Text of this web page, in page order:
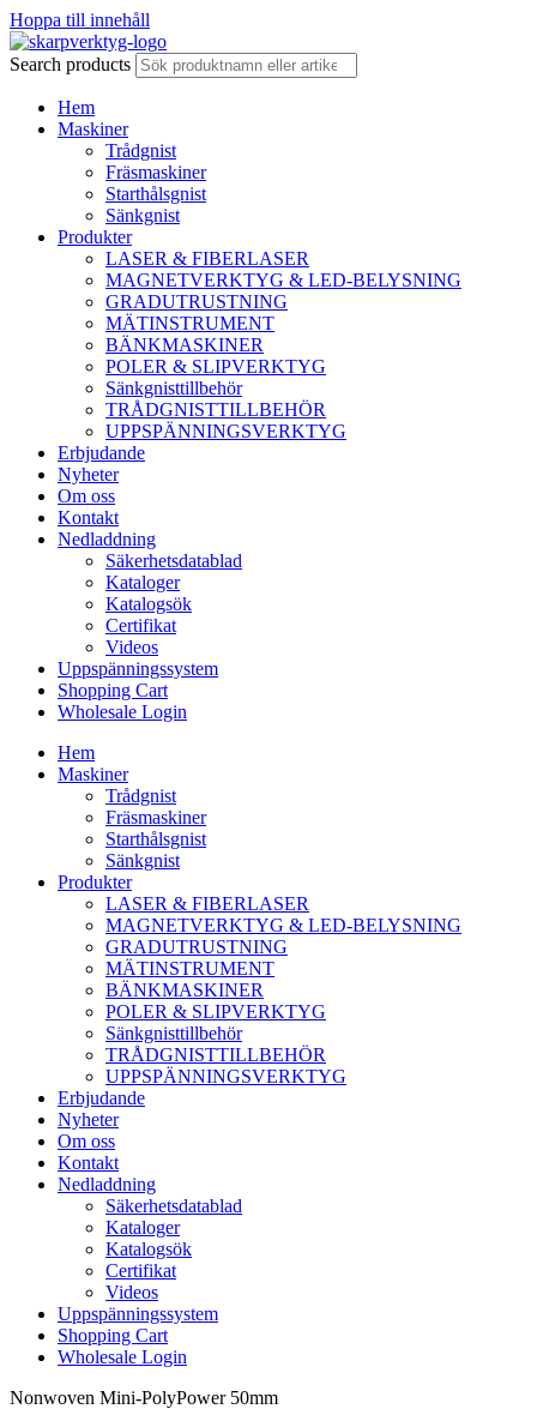
Hoppa till innehåll
Search products
Hem
Maskiner
Trådgnist
Fräsmaskiner
Starthålsgnist
Sänkgnist
Produkter
LASER & FIBERLASER
MAGNETVERKTYG & LED-BELYSNING
GRADUTRUSTNING
MÄTINSTRUMENT
BÄNKMASKINER
POLER & SLIPVERKTYG
Sänkgnisttillbehör
TRÅDGNISTTILLBEHÖR
UPPSPÄNNINGSVERKTYG
Erbjudande
Nyheter
Om oss
Kontakt
Nedladdning
Säkerhetsdatablad
Kataloger
Katalogsök
Certifikat
Videos
Uppspänningssystem
Shopping Cart
Wholesale Login
Hem
Maskiner
Trådgnist
Fräsmaskiner
Starthålsgnist
Sänkgnist
Produkter
LASER & FIBERLASER
MAGNETVERKTYG & LED-BELYSNING
GRADUTRUSTNING
MÄTINSTRUMENT
BÄNKMASKINER
POLER & SLIPVERKTYG
Sänkgnisttillbehör
TRÅDGNISTTILLBEHÖR
UPPSPÄNNINGSVERKTYG
Erbjudande
Nyheter
Om oss
Kontakt
Nedladdning
Säkerhetsdatablad
Kataloger
Katalogsök
Certifikat
Videos
Uppspänningssystem
Shopping Cart
Wholesale Login
Nonwoven Mini-PolyPower 50mm